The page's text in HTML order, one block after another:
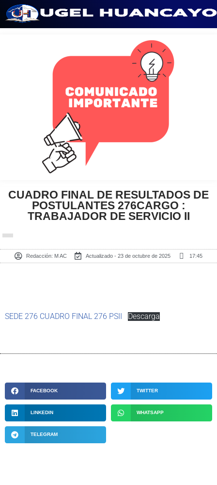
CUADRO FINAL DE RESULTADOS DE
POSTULANTES 276CARGO :
TRABAJADOR DE SERVICIO II
Redacción: M AC Actualizado - 23 de octubre de 2025 17:45
SEDE 276 CUADRO FINAL 276 PSII Descarga
FACEBOOK TWITTER
LINKEDIN WHATSAPP
TELEGRAM